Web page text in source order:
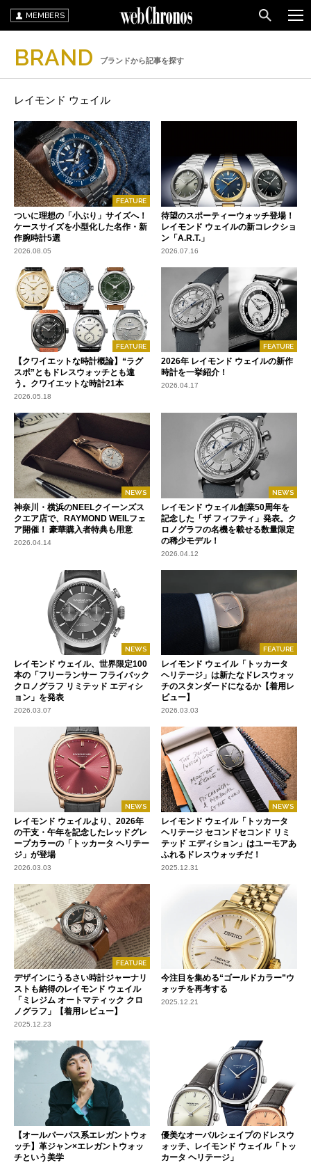
MEMBERS
BRAND ブランドから記事を探す
レイモンド ウェイル
FEATURE
ついに理想の「小ぶり」サイズへ！
ケースサイズを小型化した名作・新
作腕時計5選
2026.08.05
待望のスポーティーウォッチ登場！
レイモンド ウェイルの新コレクショ
ン「A.R.T.」
2026.07.16
FEATURE
【クワイエットな時計概論】“ラグ
スポ”ともドレスウォッチとも違
う。クワイエットな時計21本
2026.05.18
FEATURE
2026年 レイモンド ウェイルの新作
時計を一挙紹介！
2026.04.17
NEWS
神奈川・横浜のNEELクイーンズス
クエア店で、RAYMOND WEILフェ
ア開催！ 豪華購入者特典も用意
2026.04.14
NEWS
レイモンド ウェイル創業50周年を
記念した「ザ フィフティ」発表。ク
ロノグラフの名機を載せる数量限定
の稀少モデル！
2026.04.12
NEWS
レイモンド ウェイル、世界限定100
本の「フリーランサー フライバック
クロノグラフ リミテッド エディシ
ョン」を発表
2026.03.07
FEATURE
レイモンド ウェイル「トッカータ
ヘリテージ」は新たなドレスウォッ
チのスタンダードになるか【着用レ
ビュー】
2026.03.03
NEWS
レイモンド ウェイルより、2026年
の干支・午年を記念したレッドグレ
ープカラーの「トッカータ ヘリテー
ジ」が登場
2026.03.03
NEWS
レイモンド ウェイル「トッカータ
ヘリテージ セコンドセコンド リミ
テッド エディション」はユーモアあ
ふれるドレスウォッチだ！
2025.12.31
FEATURE
デザインにうるさい時計ジャーナリ
ストも納得のレイモンド ウェイル
「ミレジム オートマティック クロ
ノグラフ」【着用レビュー】
2025.12.23
今注目を集める“ゴールドカラー”ウ
ォッチを再考する
2025.12.21
【オールパーパス系エレガントウォ
ッチ】革ジャン×エレガントウォッ
チという美学
優美なオーバルシェイプのドレスウ
ォッチ、レイモンド ウェイル「トッ
カータ ヘリテージ」